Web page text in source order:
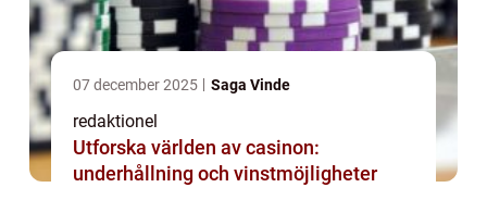
07 december 2025 Saga Vinde
redaktionel
Utforska världen av casinon:
underhållning och vinstmöjligheter